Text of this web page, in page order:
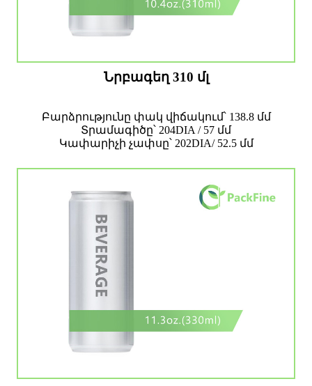
Նրբագեղ 310 մլ
Բարձրությունը փակ վիճակում՝ 138.8 մմ
Տրամագիծը՝ 204DIA / 57 մմ
Կափարիչի չափսը՝ 202DIA/ 52.5 մմ